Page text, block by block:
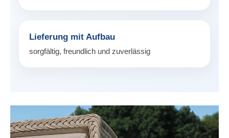
Lieferung mit Aufbau
sorgfältig, freundlich und zuverlässig